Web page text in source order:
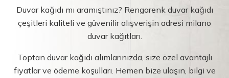
Duvar kağıdı mı aramıştınız? Rengarenk duvar kağıdı
çeşitleri kaliteli ve güvenilir alışverişin adresi milano
duvar kağıtları.
Toptan duvar kağıdı alımlarınızda, size özel avantajlı
fiyatlar ve ödeme koşulları. Hemen bize ulaşın, bilgi ve